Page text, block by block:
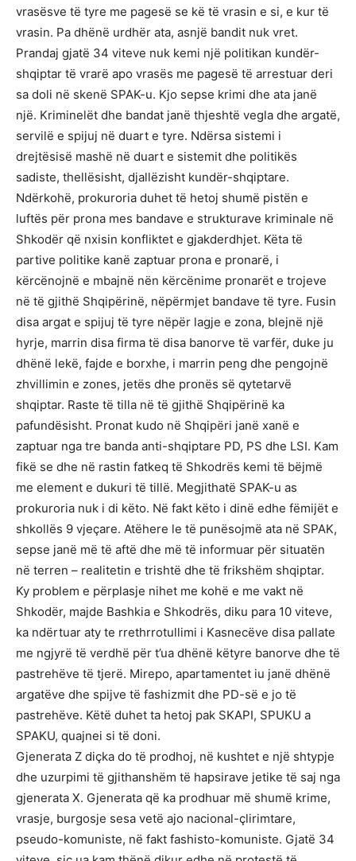
vrasësve të tyre me pagesë se kë të vrasin e si, e kur të
vrasin. Pa dhënë urdhër ata, asnjë bandit nuk vret.
Prandaj gjatë 34 viteve nuk kemi një politikan kundër-
shqiptar të vrarë apo vrasës me pagesë të arrestuar deri
sa doli në skenë SPAK-u. Kjo sepse krimi dhe ata janë
një. Kriminelët dhe bandat janë thjeshtë vegla dhe argatë,
servilë e spijuj në duart e tyre. Ndërsa sistemi i
drejtësisë mashë në duart e sistemit dhe politikës
sadiste, thellësisht, djallëzisht kundër-shqiptare.
Ndërkohë, prokuroria duhet të hetoj shumë pistën e
luftës për prona mes bandave e strukturave kriminale në
Shkodër që nxisin konfliktet e gjakderdhjet. Këta të
partive politike kanë zaptuar prona e pronarë, i
kërcënojnë e mbajnë nën kërcënime pronarët e trojeve
në të gjithë Shqipërinë, nëpërmjet bandave të tyre. Fusin
disa argat e spijuj të tyre nëpër lagje e zona, blejnë një
hyrje, marrin disa firma të disa banorve të varfër, duke ju
dhënë lekë, fajde e borxhe, i marrin peng dhe pengojnë
zhvillimin e zones, jetës dhe pronës së qytetarvë
shqiptar. Raste të tilla në të gjithë Shqipërinë ka
pafundësisht. Pronat kudo në Shqipëri janë xanë e
zaptuar nga tre banda anti-shqiptare PD, PS dhe LSI. Kam
fikë se dhe në rastin fatkeq të Shkodrës kemi të bëjmë
me element e dukuri të tillë. Megjithatë SPAK-u as
prokuroria nuk i di këto. Në fakt këto i dinë edhe fëmijët e
shkollës 9 vjeçare. Atëhere le të punësojmë ata në SPAK,
sepse janë më të aftë dhe më të informuar për situatën
në terren – realitetin e trishtë dhe të frikshëm shqiptar.
Ky problem e përplasje nihet me kohë e me vakt në
Shkodër, majde Bashkia e Shkodrës, diku para 10 viteve,
ka ndërtuar aty te rrethrrotullimi i Kasnecëve disa pallate
me ngjyrë të verdhë për t’ua dhënë këtyre banorve dhe të
pastrehëve të tjerë. Mirepo, apartamentet iu janë dhënë
argatëve dhe spijve të fashizmit dhe PD-së e jo të
pastrehëve. Këtë duhet ta hetoj pak SKAPI, SPUKU a
SPAKU, quajnei si të doni.
Gjenerata Z diçka do të prodhoj, në kushtet e një shtypje
dhe uzurpimi të gjithanshëm të hapsirave jetike të saj nga
gjenerata X. Gjenerata që ka prodhuar më shumë krime,
vrasje, burgosje sesa vetë ajo nacional-çlirimtare,
pseudo-komuniste, në fakt fashisto-komuniste. Gjatë 34